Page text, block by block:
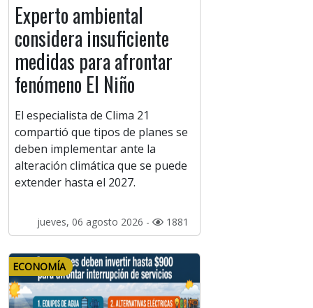
Experto ambiental
considera insuficiente
medidas para afrontar
fenómeno El Niño
El especialista de Clima 21
compartió que tipos de planes se
deben implementar ante la
alteración climática que se puede
extender hasta el 2027.
jueves, 06 agosto 2026 - 1881
ECONOMÍA